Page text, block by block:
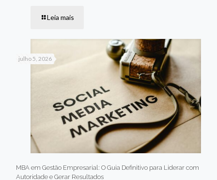
Leia mais
julho 5, 2026
MBA em Gestão Empresarial: O Guia Definitivo para Liderar com
Autoridade e Gerar Resultados